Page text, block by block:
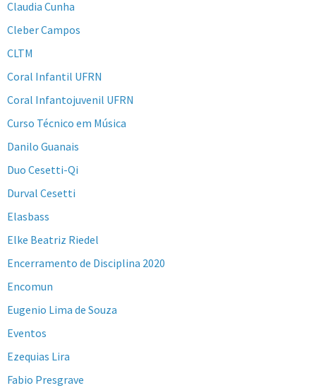
Claudia Cunha
Cleber Campos
CLTM
Coral Infantil UFRN
Coral Infantojuvenil UFRN
Curso Técnico em Música
Danilo Guanais
Duo Cesetti-Qi
Durval Cesetti
Elasbass
Elke Beatriz Riedel
Encerramento de Disciplina 2020
Encomun
Eugenio Lima de Souza
Eventos
Ezequias Lira
Fabio Presgrave